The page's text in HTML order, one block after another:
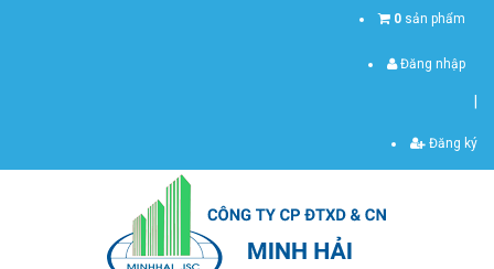
0 sản phẩm
Đăng nhập
Đăng ký